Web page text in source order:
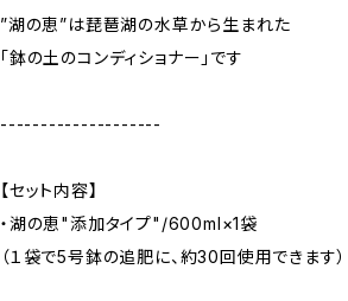
”湖の恵”は琵琶湖の水草から生まれた
「鉢の土のコンディショナー」です
--------------------
【セット内容】
・湖の恵"添加タイプ"/600ml×1袋
（１袋で5号鉢の追肥に、約30回使用できます）